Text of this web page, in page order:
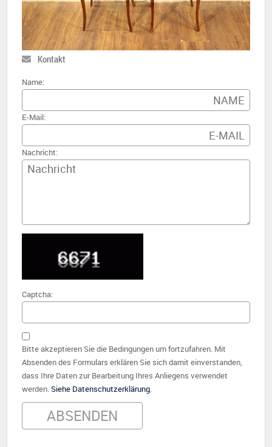
Kontakt
Name:
E-Mail:
Nachricht:
Captcha:
Bitte akzeptieren Sie die Bedingungen um fortzufahren. Mit
Absenden des Formulars erklären Sie sich damit einverstanden,
dass Ihre Daten zur Bearbeitung Ihres Anliegens verwendet
werden.Siehe Datenschutzerklärung.